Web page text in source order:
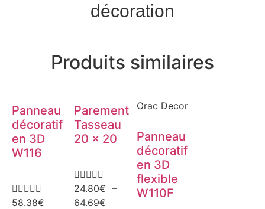
décoration
Produits similaires
Panneau
décoratif
en 3D
W116

58.38€
Parement
Tasseau
20 × 20

24.80€ –
64.69€
Orac Decor
Panneau
décoratif
en 3D
flexible
W110F